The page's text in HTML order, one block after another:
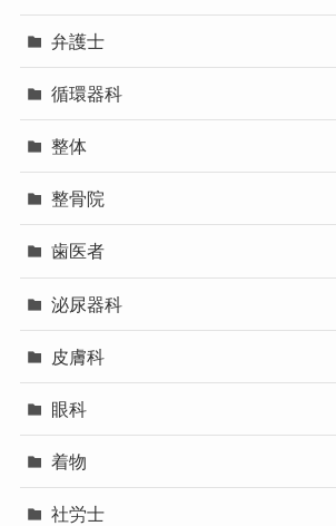
弁護士
循環器科
整体
整骨院
歯医者
泌尿器科
皮膚科
眼科
着物
社労士